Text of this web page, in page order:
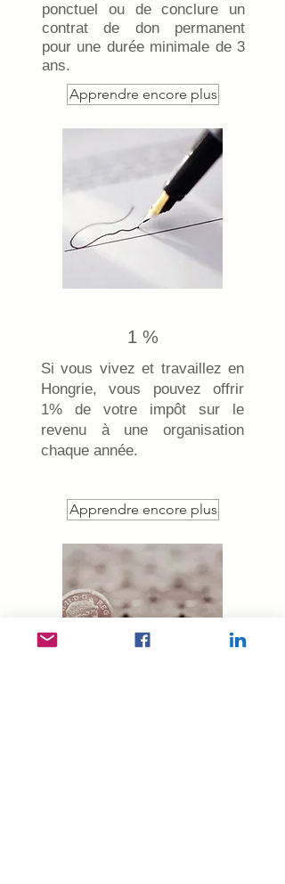
ponctuel ou de conclure un
contrat de don permanent
pour une durée minimale de 3
ans.
Apprendre encore plus
1 %
Si vous vivez et travaillez en
Hongrie, vous pouvez offrir
1% de votre impôt sur le
revenu à une organisation
chaque année.
Apprendre encore plus